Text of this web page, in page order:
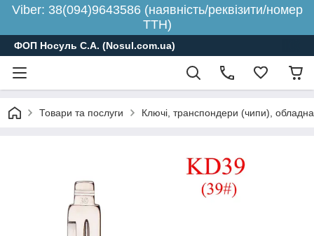
Viber: 38(094)9643586 (наявність/реквізити/номер
ТТН)
ФОП Носуль С.А. (Nosul.com.ua)
Товари та послуги Ключі, транспондери (чипи),